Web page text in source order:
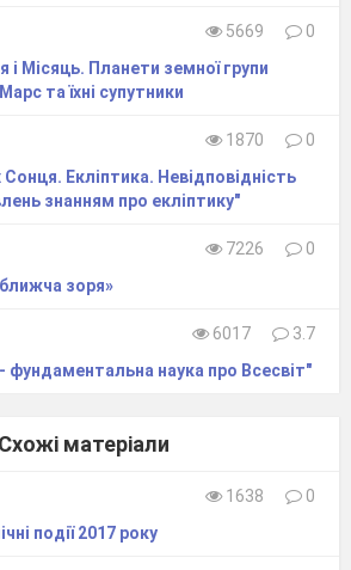
5669
0
Місяць. Планети земної групи
та їхні супутники
1870
0
Екліптика. Невідповідність
знанням про екліптику"
7226
0
зоря»
6017
3.7
фундаментальна наука про Всесвіт"
Схожі матеріали
1638
0
події 2017 року